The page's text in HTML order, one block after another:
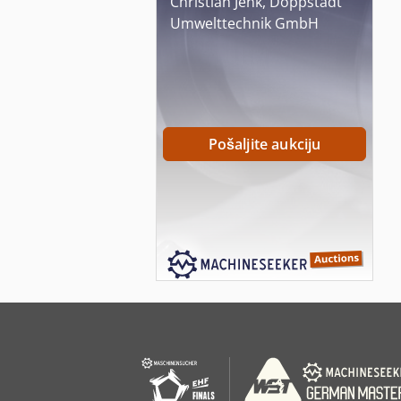
Umwelttechnik GmbH
Pošaljite aukciju